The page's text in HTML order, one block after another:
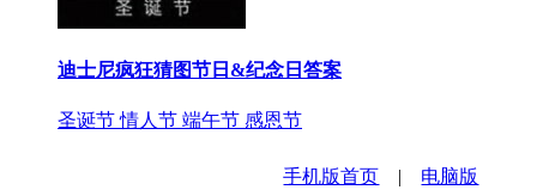
迪士尼疯狂猜图节日&纪念日答案
圣诞节 情人节 端午节 感恩节
手机版首页 | 电脑版